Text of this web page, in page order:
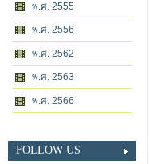
พ.ศ. 2555
พ.ศ. 2556
พ.ศ. 2562
พ.ศ. 2563
พ.ศ. 2566
FOLLOW US